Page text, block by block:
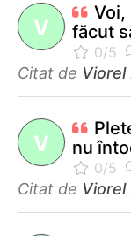
V
Voi,
făcut
Citat de Viorel
V
nu
Citat de Viorel